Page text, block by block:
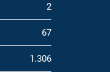
2
67
1.306